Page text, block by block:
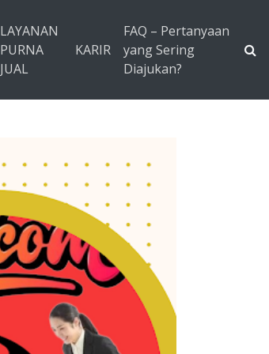
LAYANAN
PURNA
JUAL
KARIR
FAQ – Pertanyaan
yang Sering
Diajukan?